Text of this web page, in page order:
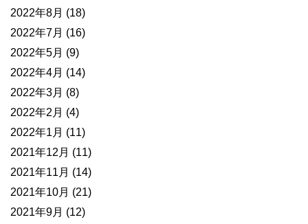
2022年8月 (18)
2022年7月 (16)
2022年5月 (9)
2022年4月 (14)
2022年3月 (8)
2022年2月 (4)
2022年1月 (11)
2021年12月 (11)
2021年11月 (14)
2021年10月 (21)
2021年9月 (12)